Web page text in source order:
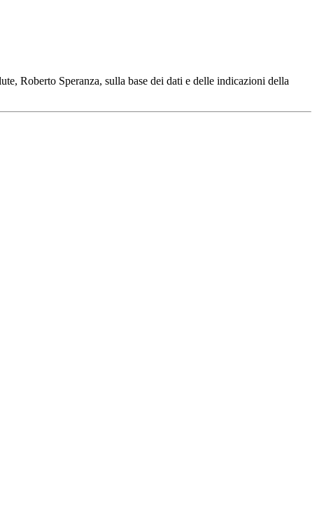
Roberto Speranza, sulla base dei dati e delle indicazioni della